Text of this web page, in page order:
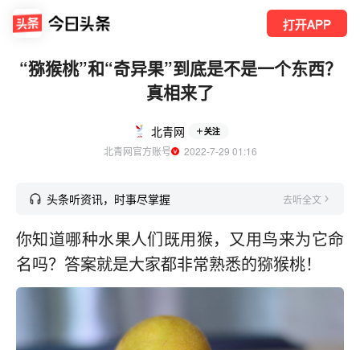
打开APP
“猕猴桃”和“奇异果”到底是不是一个东西？
真相来了
北青网 关注
北青网官方账号
  2022-7-29 01:16
头条听资讯，时事尽掌握 去听全文
你知道哪种水果人们既用猴，又用鸟来为它命
名吗？答案就是大家都非常熟悉的猕猴桃！